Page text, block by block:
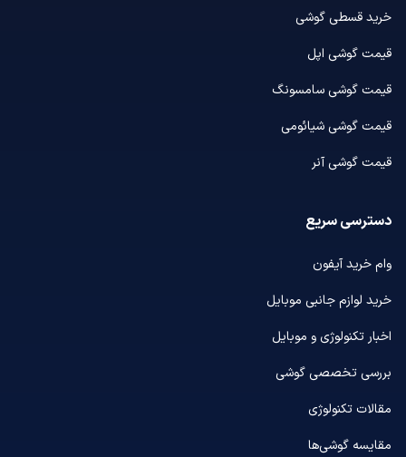
خرید قسطی گوشی
قیمت گوشی اپل
قیمت گوشی سامسونگ
قیمت گوشی شیائومی
قیمت گوشی آنر
دسترسی سریع
وام خرید آیفون
خرید لوازم جانبی موبایل
اخبار تکنولوژی و موبایل
بررسی تخصصی گوشی
مقالات تکنولوژی
مقایسه گوشی‌ها